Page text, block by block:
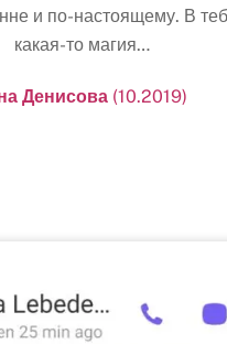
и по-настоящему. В
какая-то магия…
Денисова(10.2019)